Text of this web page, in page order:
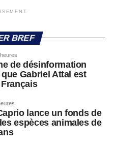
BREF
de désinformation
Gabriel Attal est
lance un fonds de
espèces animales de